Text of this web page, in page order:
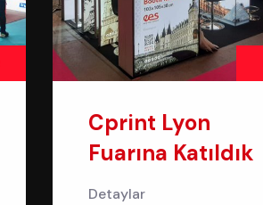
Cprint Lyon
Fuarına Katıldık
Detaylar